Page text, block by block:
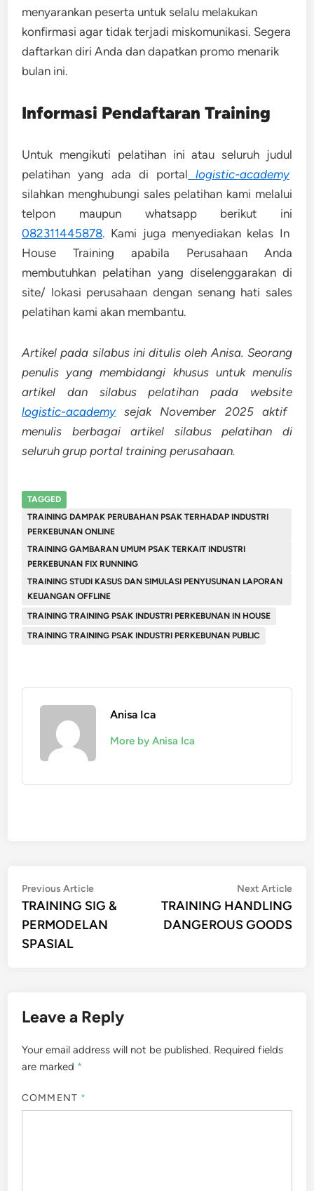
menyarankan peserta untuk selalu melakukan
konfirmasi agar tidak terjadi miskomunikasi. Segera
daftarkan diri Anda dan dapatkan promo menarik
bulan ini.
Informasi Pendaftaran Training
Untuk mengikuti pelatihan ini atau seluruh judul
pelatihan yang ada di portal logistic-academy
silahkan menghubungi sales pelatihan kami melalui
telpon maupun whatsapp berikut ini
082311445878. Kami juga menyediakan kelas In
House Training apabila Perusahaan Anda
membutuhkan pelatihan yang diselenggarakan di
site/ lokasi perusahaan dengan senang hati sales
pelatihan kami akan membantu.
Artikel pada silabus ini ditulis oleh Anisa. Seorang
penulis yang membidangi khusus untuk menulis
artikel dan silabus pelatihan pada website
logistic-academysejak November 2025 aktif
menulis berbagai artikel silabus pelatihan di
seluruh grup portal training perusahaan.
TAGGED
TRAINING DAMPAK PERUBAHAN PSAK TERHADAP INDUSTRI
PERKEBUNAN ONLINE
TRAINING GAMBARAN UMUM PSAK TERKAIT INDUSTRI
PERKEBUNAN FIX RUNNING
TRAINING STUDI KASUS DAN SIMULASI PENYUSUNAN LAPORAN
KEUANGAN OFFLINE
TRAINING TRAINING PSAK INDUSTRI PERKEBUNAN IN HOUSE
TRAINING TRAINING PSAK INDUSTRI PERKEBUNAN PUBLIC
Anisa Ica
More by Anisa Ica
Post
navigation
Previous ArticlePrevious
article:
TRAINING SIG &
PERMODELAN
SPASIAL
Next Article
TRAINING HANDLING
DANGEROUS GOODS
Leave a Reply
Your email address will not be published. Required fields
are marked *
COMMENT *